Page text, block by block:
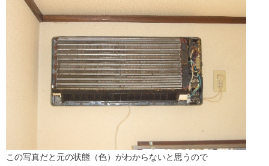
この写真だと元の状態（色）がわからないと思うので